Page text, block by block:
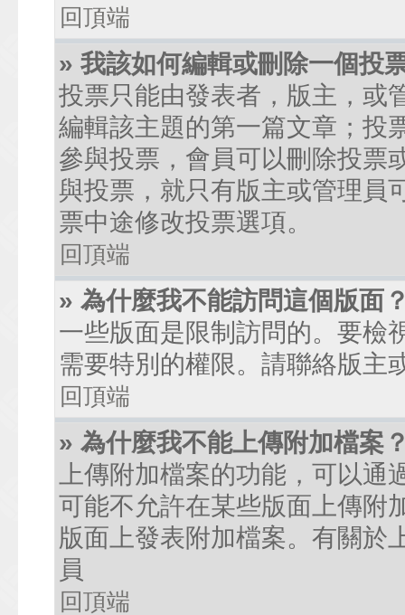
回頂端
» 我該如何編輯或刪除一個投
投票只能由發表者，版主，或
編輯該主題的第一篇文章；投
參與投票，會員可以刪除投票
與投票，就只有版主或管理員
票中途修改投票選項。
回頂端
» 為什麼我不能訪問這個版面
一些版面是限制訪問的。要檢
需要特別的權限。請聯絡版主
回頂端
» 為什麼我不能上傳附加檔案
上傳附加檔案的功能，可以
可能不允許在某些版面上傳附
版面上發表附加檔案。有關於
員
回頂端